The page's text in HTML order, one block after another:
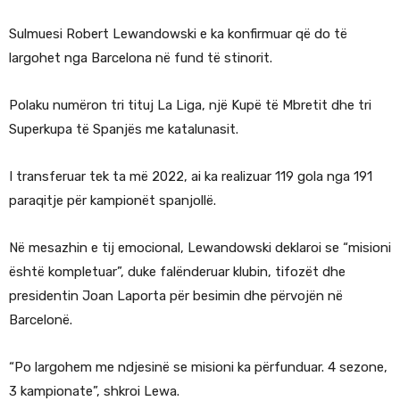
Sulmuesi Robert Lewandowski e ka konfirmuar që do të
largohet nga Barcelona në fund të stinorit.
Polaku numëron tri tituj La Liga, një Kupë të Mbretit dhe tri
Superkupa të Spanjës me katalunasit.
I transferuar tek ta më 2022, ai ka realizuar 119 gola nga 191
paraqitje për kampionët spanjollë.
Në mesazhin e tij emocional, Lewandowski deklaroi se “misioni
është kompletuar”, duke falënderuar klubin, tifozët dhe
presidentin Joan Laporta për besimin dhe përvojën në
Barcelonë.
“Po largohem me ndjesinë se misioni ka përfunduar. 4 sezone,
3 kampionate”, shkroi Lewa.